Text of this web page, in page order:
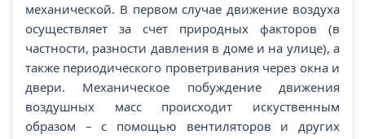
механической. В первом случае движение воздуха
осуществляет за счет природных факторов (в
частности, разности давления в доме и на улице), а
также периодического проветривания через окна и
двери. Механическое побуждение движения
воздушных масс происходит искуственным
образом – с помощью вентиляторов и других